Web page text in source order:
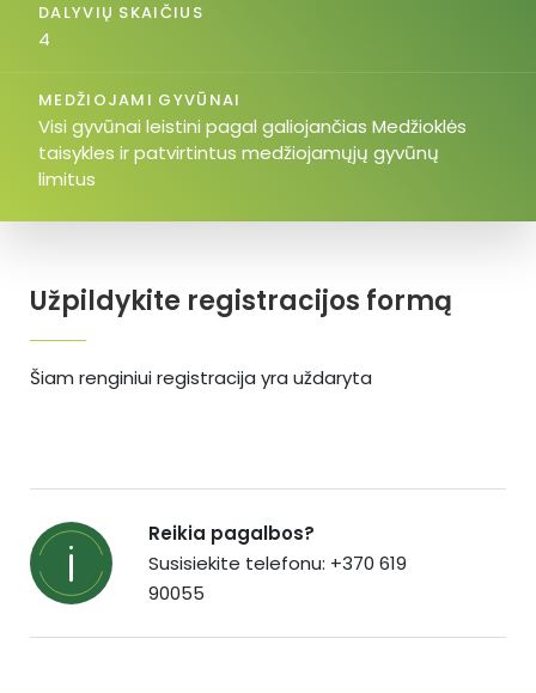
Užpildykite registracijos formą
Šiam renginiui registracija yra uždaryta
DALYVIŲ SKAIČIUS
4
MEDŽIOJAMI GYVŪNAI
Visi gyvūnai leistini pagal galiojančias Medžioklės
taisykles ir patvirtintus medžiojamųjų gyvūnų
limitus
Reikia pagalbos?
Susisiekite telefonu: +370 619
90055